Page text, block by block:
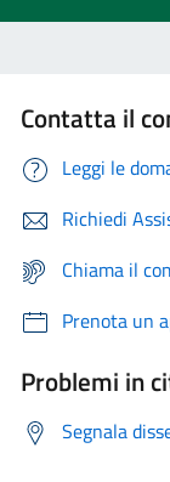
Contatta il
Leggi le
Richiedi
Chiama il
Prenota un
Problemi in
Segnala